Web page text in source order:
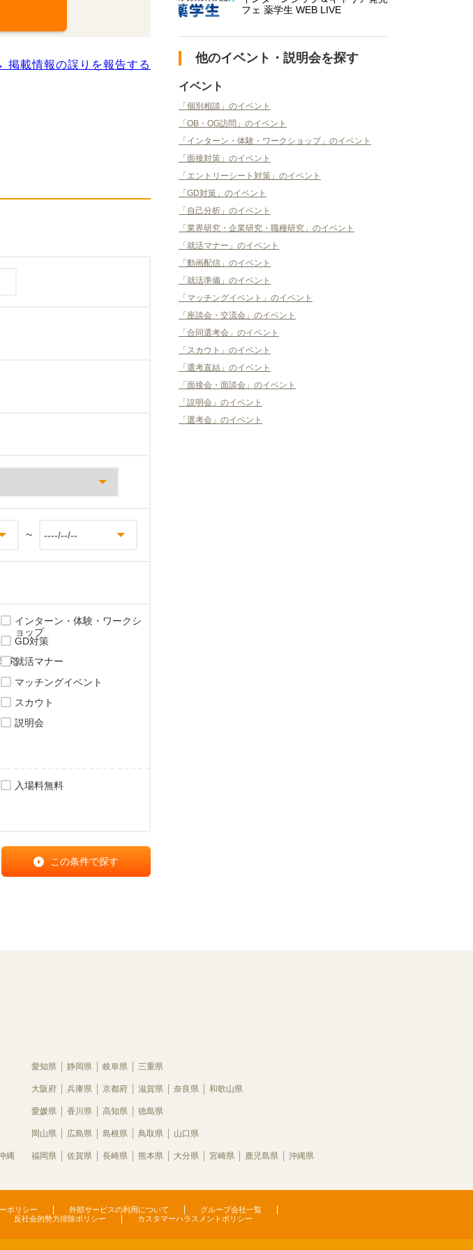
掲載情報の誤りを報告する
~
インターン・体験・ワークシ
ョップ
GD対策
究就活マナー
マッチングイベント
スカウト
説明会
入場料無料
フェ 薬学生 WEB LIVE
他のイベント・説明会を探す
イベント
「個別相談」のイベント
「OB・OG訪問」のイベント
「インターン・体験・ワークショップ」のイベント
「面接対策」のイベント
「エントリーシート対策」のイベント
「GD対策」のイベント
「自己分析」のイベント
「業界研究・企業研究・職種研究」のイベント
「就活マナー」のイベント
「動画配信」のイベント
「就活準備」のイベント
「マッチングイベント」のイベント
「座談会・交流会」のイベント
「合同選考会」のイベント
「スカウト」のイベント
「選考直結」のイベント
「面接会・面談会」のイベント
「説明会」のイベント
「選考会」のイベント
愛知県 静岡県 岐阜県 三重県
大阪府 兵庫県 京都府 滋賀県 奈良県 和歌山県
愛媛県 香川県 高知県 徳島県
岡山県 広島県 島根県 鳥取県 山口県
縄 福岡県 佐賀県 長崎県 熊本県 大分県 宮崎県 鹿児島県 沖縄県
ポリシー 外部サービスの利用について
グループ会社一覧
反社会的勢力排除ポリシー カスタマーハラスメントポリシー